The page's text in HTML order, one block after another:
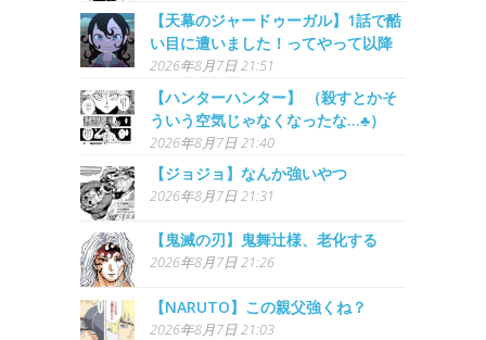
【天幕のジャードゥーガル】1話で酷
い目に遭いました！ってやって以降
2026年8月7日 21:51
【ハンターハンター】 （殺すとかそ
ういう空気じゃなくなったな…♣）
2026年8月7日 21:40
【ジョジョ】なんか強いやつ
2026年8月7日 21:31
【鬼滅の刃】鬼舞辻様、老化する
2026年8月7日 21:26
【NARUTO】この親父強くね？
2026年8月7日 21:03